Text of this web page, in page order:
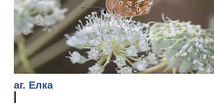
аг. Елка